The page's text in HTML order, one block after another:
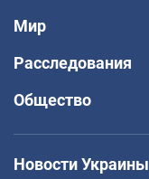
Мир
Расследования
Общество
Новости Украины